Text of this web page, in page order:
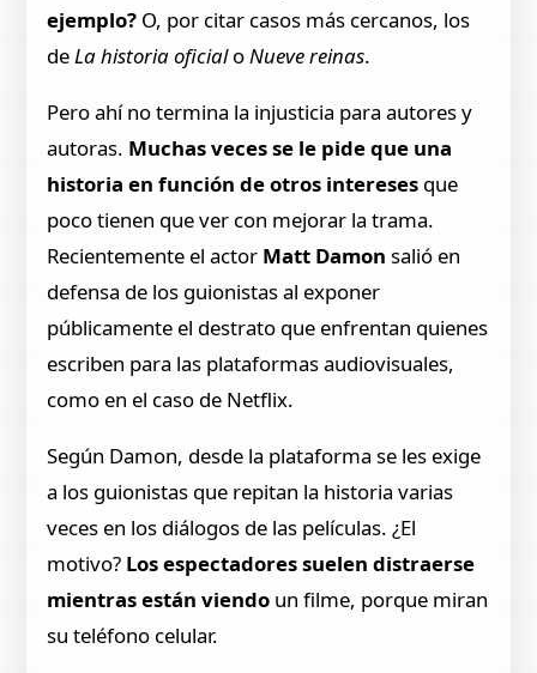
ejemplo? O, por citar casos más cercanos, los
deLa historia oficialoNueve reinas.
Pero ahí no termina la injusticia para autores y
autoras. Muchas veces se le pide que una
historia en función de otros intereses que
poco tienen que ver con mejorar la trama.
Recientemente el actor Matt Damon salió en
defensa de los guionistas al exponer
públicamente el destrato que enfrentan quienes
escriben para las plataformas audiovisuales,
como en el caso de Netflix.
Según Damon, desde la plataforma se les exige
a los guionistas que repitan la historia varias
veces en los diálogos de las películas. ¿El
motivo? Los espectadores suelen distraerse
mientras están viendo un filme, porque miran
su teléfono celular.